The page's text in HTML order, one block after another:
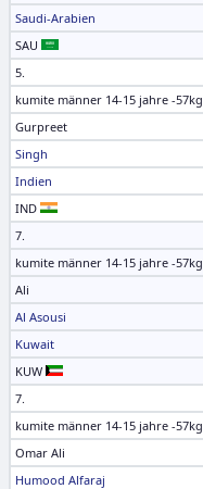
Saudi-Arabien
SAU
5.
kumite männer 14-15 jahre -57kg
Gurpreet
Singh
Indien
IND
7.
kumite männer 14-15 jahre -57kg
Ali
Al Asousi
Kuwait
KUW
7.
kumite männer 14-15 jahre -57kg
Omar Ali
Humood Alfaraj